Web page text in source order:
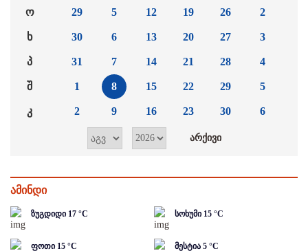
ო
ხ
პ
შ
კ
29
30
31
1
2
5
6
7
8
9
12
13
14
15
16
19
20
21
22
23
26
27
28
29
30
2
3
4
5
6
ამინდი
ზუგდიდი 17 °C სოხუმი 15 °C
ფოთი 15 °C მესტია 5 °C